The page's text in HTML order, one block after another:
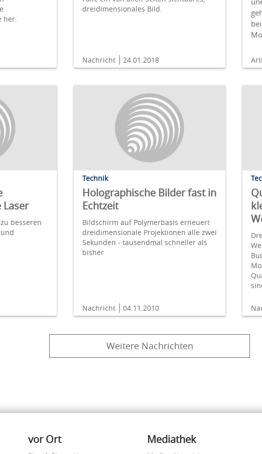
her.
dreidimensionales Bild.
Nachricht 24.01.2018
besseren
Technik
Holographische Bilder fast in
Echtzeit
Bildschirm auf Polymerbasis erneuert
dreidimensionale Projektionen alle zwei
Sekunden - tausendmal schneller als
bisher
Nachricht 04.11.2010
Weitere Nachrichten
vor Ort Mediathek